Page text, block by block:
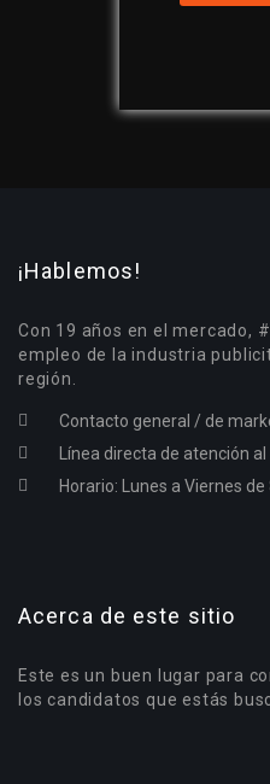
¡Hablemos!
Con 19 años en el mercado,
empleo de la industria
región.
Contacto general / de
Línea directa de atención al
Horario: Lunes a Viernes de
Acerca de este sitio
Este es un buen lugar para
los candidatos que estás